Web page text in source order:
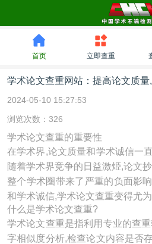
首页 立即查重
学术论文查重网站：提高论文质
2024-05-10 15:27:53
浏览次数：326
学术论文查重的重要性
在学术界,论文质量和学术诚信一
随着学术界竞争的日益激烥,论文
整个学术圈带来了严重的负面影
和学术诚信,学术论文查重变得尤为
什么是学术论文查重?
学术论文查重是指利用专业的查
字相似度分析,检查论文内容是否